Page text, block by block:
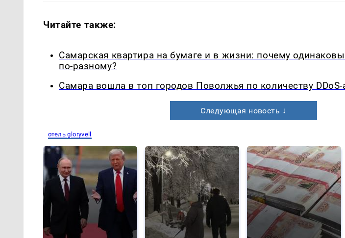
Читайте также:
Самарская квартира на бумаге и в жизни: почему
по-разному?
Самара вошла в топ городов Поволжья по количеству DDoS-
Следующая новость ↓
отель gloryvell